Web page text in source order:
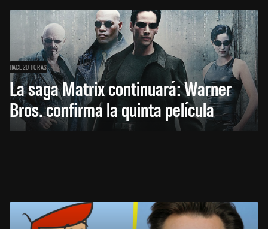
HACE 20 HORAS
La saga Matrix continuará: Warner
Bros. confirma la quinta película